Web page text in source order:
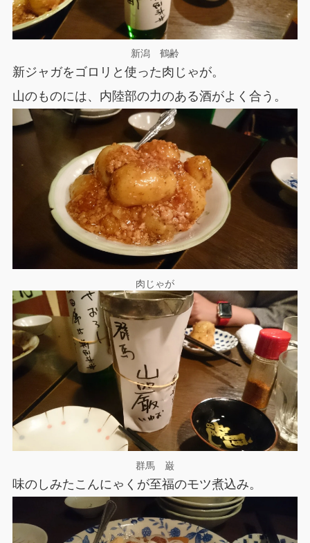
新潟 鶴齢
新ジャガをゴロリと使った肉じゃが。
山のものには、内陸部の力のある酒がよく合う。
肉じゃが
群馬 巌
味のしみたこんにゃくが至福のモツ煮込み。